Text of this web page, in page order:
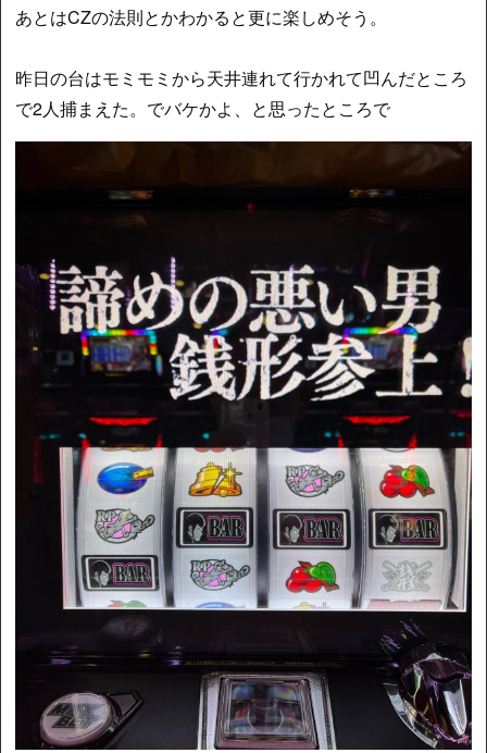
あとはCZの法則とかわかると更に楽しめそう。
昨日の台はモミモミから天井連れて行かれて凹んだところ
で2人捕まえた。でバケかよ、と思ったところで